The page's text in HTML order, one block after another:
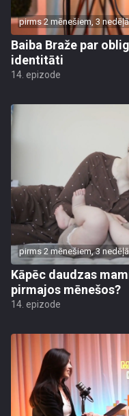
pirms 2 mēnešiem, 3
Baiba Braže par
identitāti
14. epizode
pirms 2 mēnešiem, 3
Kāpēc daudzas
pirmajos mēnešos?
14. epizode